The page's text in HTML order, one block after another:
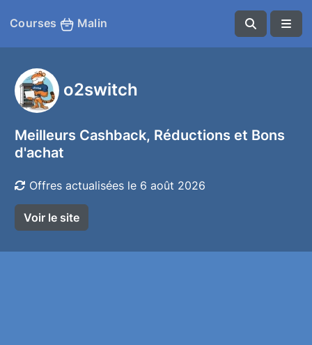
Courses Malin
o2switch
Meilleurs Cashback, Réductions et Bons
d'achat
Offres actualisées le 6 août 2026
Voir le site